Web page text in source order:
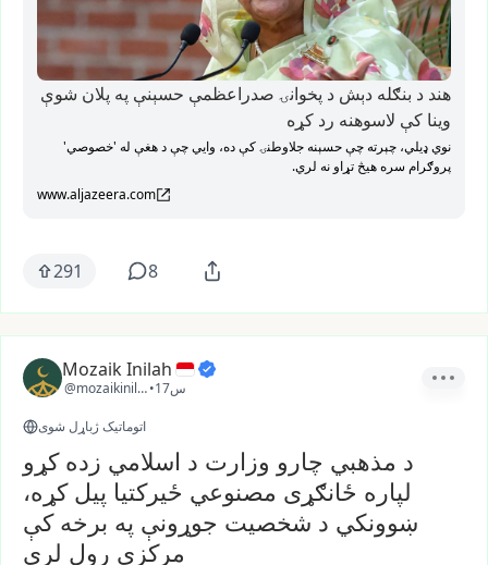
هند د بنګله دېش د پخوانۍ صدراعظمې حسېنې په پلان شوې
وینا کې لاسوهنه رد کړه
نوي ډیلي، چېرته چې حسېنه جلاوطنۍ کې ده، وايي چې د هغې له 'خصوصي'
پروګرام سره هیڅ تړاو نه لري.
www.aljazeera.com
291 8
Mozaik Inilah
@mozaikinilah• 17س
اتوماتیک ژباړل شوی
د مذهبي چارو وزارت د اسلامي زده کړو
لپاره ځانګړی مصنوعي ځیرکتیا پیل کړه،
ښوونکي د شخصیت جوړونې په برخه کې
مرکزي رول لري